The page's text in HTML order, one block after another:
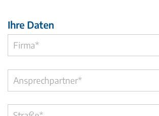
Ihre Daten